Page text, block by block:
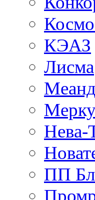
КЭАЗ
Лисма
Нева-
ПП